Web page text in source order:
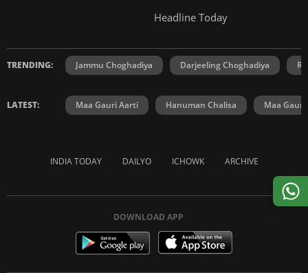
Headline Today
TRENDING: Jammu Choghadiya Darjeeling Choghadiya
LATEST: Maa Gauri Aarti Hanuman Chalisa Maa Gauri
INDIA TODAY DAILYO ICHOWK ARCHIVE
DOWNLOAD APP